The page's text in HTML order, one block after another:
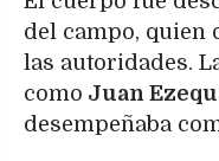
del campo, quien
las autoridades.
como Juan
desempeñaba